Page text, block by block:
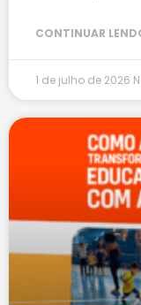
CONTINUAR
1 de julho de 2026